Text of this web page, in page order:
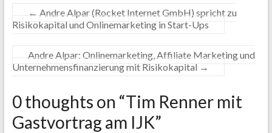
← Andre Alpar (Rocket Internet GmbH) spricht zu
Risikokapital und Onlinemarketing in Start-Ups
Andre Alpar: Onlinemarketing, Affiliate Marketing und
Unternehmensfinanzierung mit Risikokapital →
0 thoughts on “Tim Renner mit
Gastvortrag am IJK”